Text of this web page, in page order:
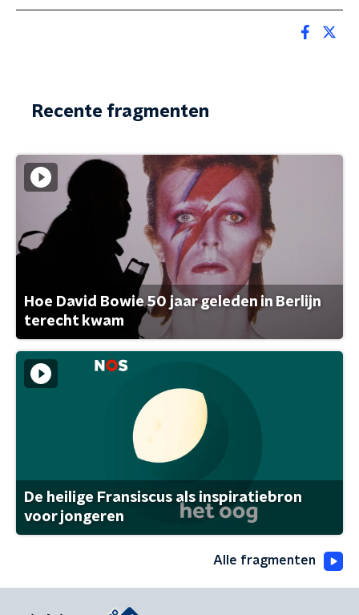
Recente fragmenten
Hoe David Bowie 50 jaar geleden in Berlijn
terecht kwam
De heilige Fransiscus als inspiratiebron
voor jongeren
Alle fragmenten